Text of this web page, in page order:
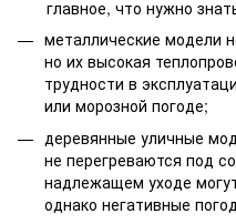
главное, что нужно
металлические модели
но их высокая
трудности в
или морозной погоде;
деревянные уличные
не перегреваются под
надлежащем уходе
однако негативные